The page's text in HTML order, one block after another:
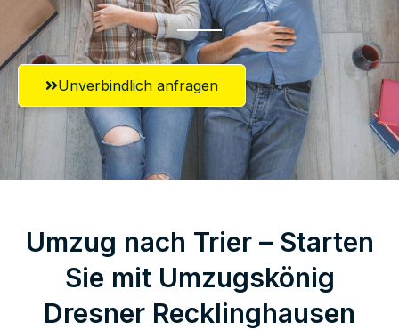
Unverbindlich anfragen
Umzug nach Trier – Starten
Sie mit Umzugskönig
Dresner Recklinghausen